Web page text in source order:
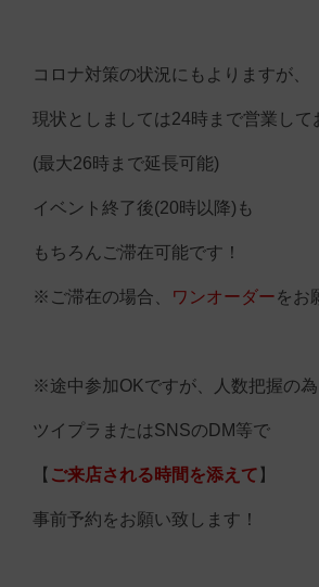
コロナ対策の状況にもよりますが、
現状としましては24時まで営業して
(最大26時まで延長可能)
イベント終了後(20時以降)も
もちろんご滞在可能です！
※ご滞在の場合、 ワンオーダーをお
※途中参加OKですが、人数把握の為
ツイプラまたはSNSのDM等で
【 ご来店される時間を添えて 】
事前予約をお願い致します！